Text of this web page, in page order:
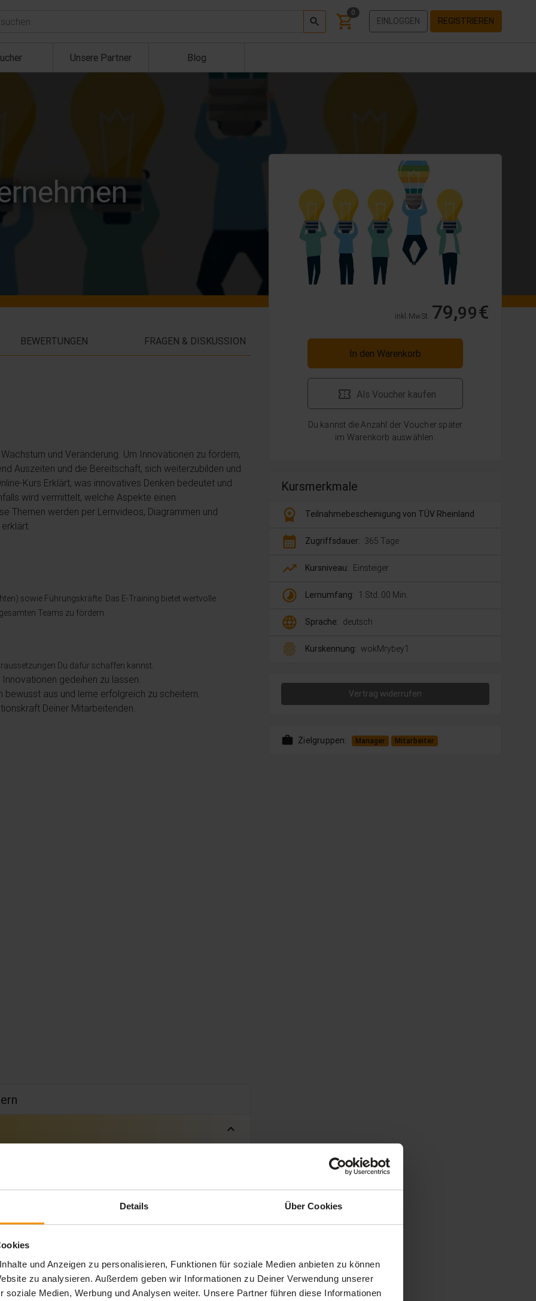
Details Über Cookies
und Anzeigen zu personalisieren, Funktionen für soziale Medien anbieten zu können
zu analysieren. Außerdem geben wir Informationen zu Deiner Verwendung unserer
soziale Medien, Werbung und Analysen weiter. Unsere Partner führen diese Informationen
0
EINLOGGEN REGISTRIEREN
Unsere Partner Blog
inkl. MwSt. 79,99€
In den Warenkorb
Als Voucher kaufen
Du kannst die Anzahl der Voucher später
im Warenkorb auswählen.
Kursmerkmale
workspace_premium Teilnahmebescheinigung von TÜV Rheinland
calendar_month Zugriffsdauer: 365 Tage
trending_up Kursniveau: Einsteiger
timelapse Lernumfang: 1 Std. 00 Min.
language Sprache: deutsch
fingerprint Kurskennung: wokMrybey1
Vertrag widerrufen
work Zielgruppen: Manager Mitarbeiter
BEWERTUNGEN FRAGEN & DISKUSSION
und Veränderung. Um Innovationen zu fördern,
Auszeiten und die Bereitschaft, sich weiterzubilden und
Kurs Erklärt, was innovatives Denken bedeutet und
wird vermittelt, welche Aspekte einen
Themen werden per Lernvideos, Diagrammen und
sowie Führungskräfte. Das E-Training bietet wertvolle
Teams zu fördern.
Du dafür schaffen kannst.
gedeihen zu lassen.
aus und lerne erfolgreich zu scheitern.
Deiner Mitarbeitenden.
expand_less